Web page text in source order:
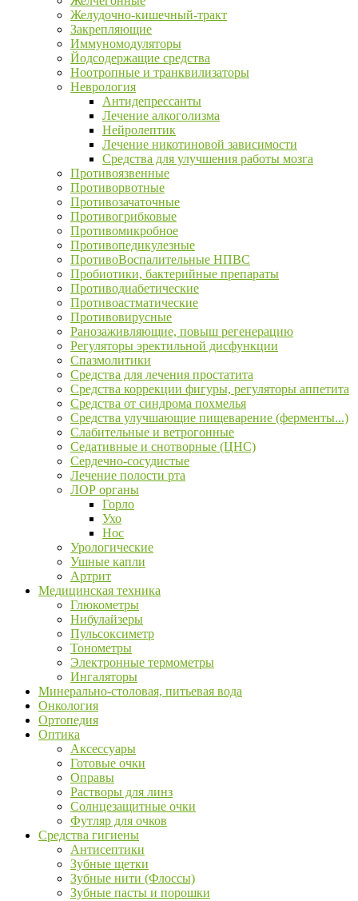
Желудочно-кишечный-тракт
Закрепляющие
Иммуномодуляторы
Йодсодержащие средства
Ноотропные и транквилизаторы
Неврология
Антидепрессанты
Лечение алкоголизма
Нейролептик
Лечение никотиновой зависимости
Средства для улучшения работы мозга
Противоязвенные
Противорвотные
Противозачаточные
Противогрибковые
Противомикробное
Противопедикулезные
ПротивоВоспалительные НПВС
Пробиотики, бактерийные препараты
Противодиабетические
Противоастматические
Противовирусные
Ранозаживляющие, повыш регенерацию
Регуляторы эректильной дисфункции
Спазмолитики
Средства для лечения простатита
Средства коррекции фигуры, регуляторы аппетита
Средства от синдрома похмелья
Средства улучшающие пищеварение (ферменты...)
Слабительные и ветрогонные
Седативные и снотворные (ЦНС)
Сердечно-сосудистые
Лечение полости рта
ЛОР органы
Горло
Ухо
Нос
Урологические
Ушные капли
Артрит
Медицинская техника
Глюкометры
Нибулайзеры
Пульсоксиметр
Тонометры
Электронные термометры
Ингаляторы
Минерально-столовая, питьевая вода
Онкология
Ортопедия
Оптика
Аксессуары
Готовые очки
Оправы
Растворы для линз
Солнцезащитные очки
Футляр для очков
Средства гигиены
Антисептики
Зубные щетки
Зубные нити (Флоссы)
Зубные пасты и порошки